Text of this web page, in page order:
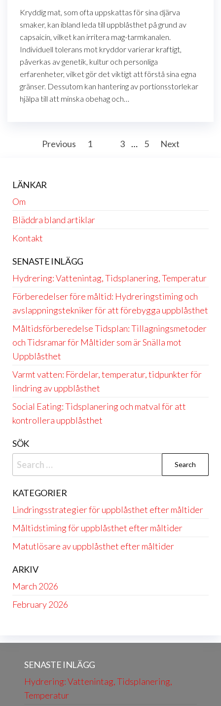
Kryddig mat, som ofta uppskattas för sina djärva
smaker, kan ibland leda till uppblåsthet på grund av
capsaicin, vilket kan irritera mag-tarmkanalen.
Individuell tolerans mot kryddor varierar kraftigt,
påverkas av genetik, kultur och personliga
erfarenheter, vilket gör det viktigt att förstå sina egna
gränser. Dessutom kan hantering av portionsstorlekar
hjälpa till att minska obehag och…
Previous 1 3 … 5 Next
LÄNKAR
Om
Bläddra bland artiklar
Kontakt
SENASTE INLÄGG
Hydrering: Vattenintag, Tidsplanering, Temperatur
Förberedelser före måltid: Hydreringstiming och
avslappningstekniker för att förebygga uppblåsthet
Måltidsförberedelse Tidsplan: Tillagningsmetoder
och Tidsramar för Måltider som är Snälla mot
Uppblåsthet
Varmt vatten: Fördelar, temperatur, tidpunkter för
lindring av uppblåsthet
Social Eating: Tidsplanering och matval för att
kontrollera uppblåsthet
SÖK
Search
for:
KATEGORIER
Lindringsstrategier för uppblåsthet efter måltider
Måltidstiming för uppblåsthet efter måltider
Matutlösare av uppblåsthet efter måltider
ARKIV
March 2026
February 2026
SENASTE INLÄGG
Hydrering: Vattenintag, Tidsplanering,
Temperatur